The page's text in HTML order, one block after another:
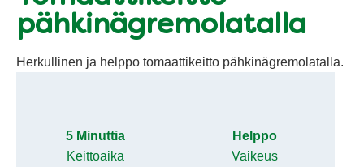
pähkinägremolatalla
Herkullinen ja helppo tomaattikeitto pähkinägremolatalla.
5 Minuttia
Keittoaika
Helppo
Vaikeus